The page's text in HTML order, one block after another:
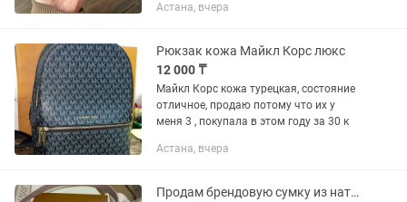
объявления...
Астана, вчера
Рюкзак кожа Майкл Корс люкс
12 000 ₸
Майкл Корс кожа турецкая, состояние
отличное, продаю потому что их у
меня 3 , покупала в этом году за 30 к
Астана, вчера
Продам брендовую сумку из натуральной кожи